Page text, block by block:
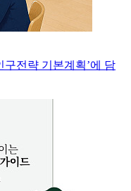
구전략 기본계획’에 담